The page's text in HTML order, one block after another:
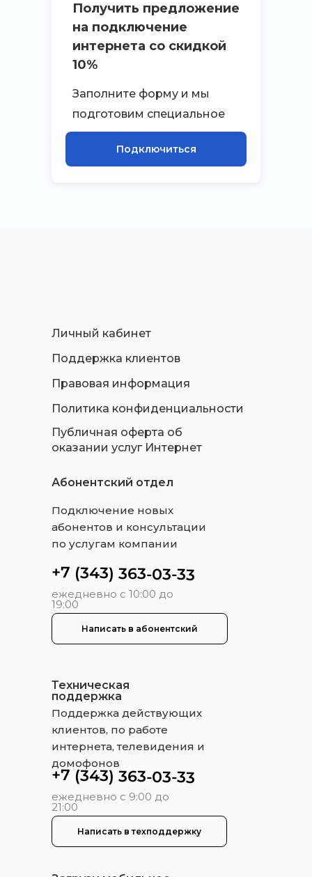
Получить предложение
на подключение
интернета со скидкой
10%
Заполните форму и мы
подготовим специальное
приложение на
подключение к интернету
Подключиться
Личный кабинет
Поддержка клиентов
Политика конфиденциальности
Публичная оферта об
оказании услуг Интернет
Правовая информация
Написать в абонентский
Подключение новых
абонентов и консультации
по услугам компании
+7 (343) 363-03-33
ежедневно с 10:00 до
19:00
Абонентский отдел
Написать в техподдержку
Техническая
поддержка
+7 (343) 363-03-33
ежедневно с 9:00 до
21:00
Поддержка действующих
клиентов, по работе
интернета, телевидения и
домофонов